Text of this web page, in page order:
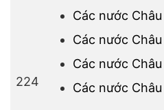
224
Các nước Châu
Các nước
Các nước Châu
Các nước